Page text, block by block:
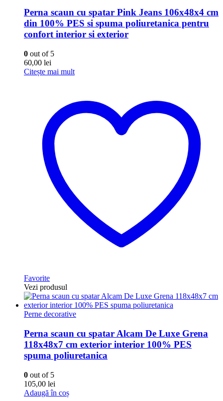
Perna scaun cu spatar Pink Jeans 106x48x4 cm
din 100% PES si spuma poliuretanica pentru
confort interior si exterior
0 out of 5
60,00 lei
Citește mai mult
Favorite
Vezi produsul
Perne decorative
Perna scaun cu spatar Alcam De Luxe Grena
118x48x7 cm exterior interior 100% PES
spuma poliuretanica
0 out of 5
105,00 lei
Adaugă în coș